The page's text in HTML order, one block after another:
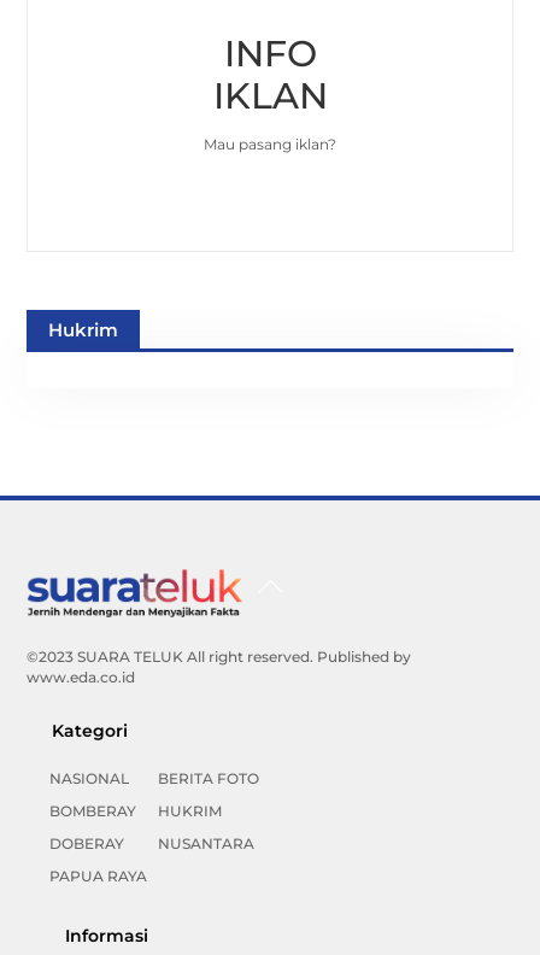
INFO
IKLAN
Mau pasang iklan?
Hukrim
©2023 SUARA TELUK All right reserved. Published by
www.eda.co.id
Kategori
NASIONAL
BOMBERAY
DOBERAY
PAPUA RAYA
BERITA FOTO
HUKRIM
NUSANTARA
Informasi